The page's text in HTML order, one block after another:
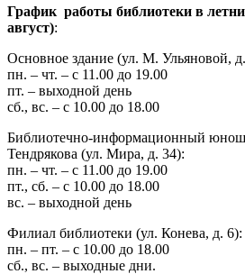
График работы библиотеки в
август):
Основное здание (ул. М. Ульяновой,
пн. – чт. – с 11.00 до 19.00
пт. – выходной день
сб., вс. – с 10.00 до 18.00
Библиотечно-информационный
Тендрякова (ул. Мира, д. 34):
пн. – чт. – с 11.00 до 19.00
пт., сб. – с 10.00 до 18.00
вс. – выходной день
Филиал библиотеки (ул. Конева, д. 6):
пн. – пт. – с 10.00 до 18.00
сб., вс. – выходные дни.